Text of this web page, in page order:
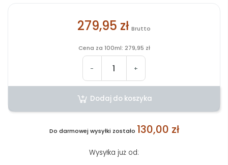
279,95 zł Brutto
Cena za 100ml: 279,95 zł
- +
Dodaj do koszyka
Do darmowej wysyłki zostało 130,00 zł
Wysyłka już od: